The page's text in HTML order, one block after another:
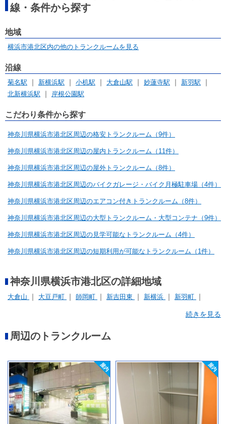
線・条件から探す
地域
横浜市港北区内の他のトランクルームを見る
沿線
菊名駅 新横浜駅 小机駅 大倉山駅 妙蓮寺駅
新羽駅
北新横浜駅
岸根公園駅
こだわり条件から探す
神奈川県横浜市港北区周辺の格安トランクルーム（9件）
神奈川県横浜市港北区周辺の屋内トランクルーム（11件）
神奈川県横浜市港北区周辺の屋外トランクルーム（8件）
神奈川県横浜市港北区周辺のバイクガレージ・バイク月極駐車場（4件）
神奈川県横浜市港北区周辺のエアコン付きトランクルーム（8件）
神奈川県横浜市港北区周辺の大型トランクルーム・大型コンテナ（9件）
神奈川県横浜市港北区周辺の見学可能なトランクルーム（4件）
神奈川県横浜市港北区周辺の短期利用が可能なトランクルーム（1件）
神奈川県横浜市港北区の詳細地域
大倉山 大豆戸町 師岡町 新吉田東 新横浜
新羽町
続きを見る
周辺のトランクルーム